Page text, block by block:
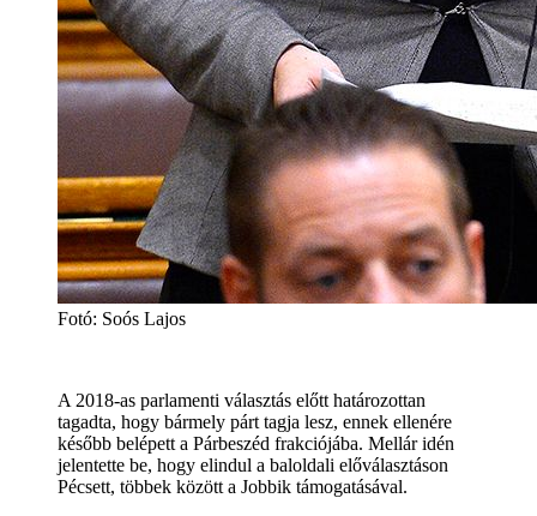
Fotó: Soós Lajos
A 2018-as parlamenti választás előtt határozottan
tagadta, hogy bármely párt tagja lesz, ennek ellenére
később belépett a Párbeszéd frakciójába. Mellár idén
jelentette be, hogy elindul a baloldali előválasztáson
Pécsett, többek között a Jobbik támogatásával.